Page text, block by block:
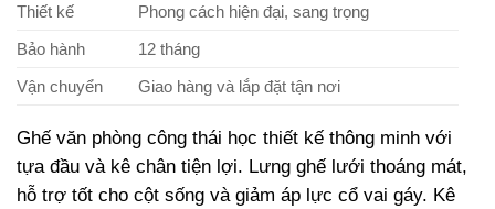
Thiết kế
Phong cách hiện đại, sang trọng
Bảo hành
12 tháng
Vận chuyển
Giao hàng và lắp đặt tận nơi
Ghế văn phòng công thái học thiết kế thông minh với
tựa đầu và kê chân tiện lợi. Lưng ghế lưới thoáng mát,
hỗ trợ tốt cho cột sống và giảm áp lực cổ vai gáy. Kê